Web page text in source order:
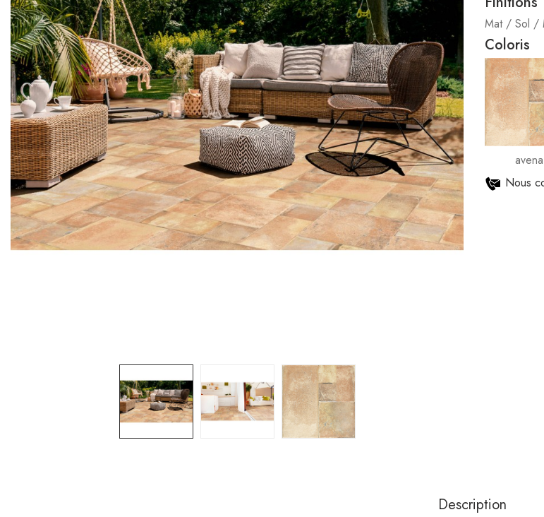
Mat / Sol /
Coloris
avena
Nous
Description